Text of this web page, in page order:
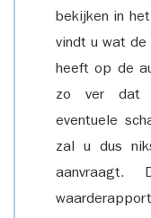
bekijken in
vindt u wat
heeft op de
zo ver dat
eventuele
zal u dus